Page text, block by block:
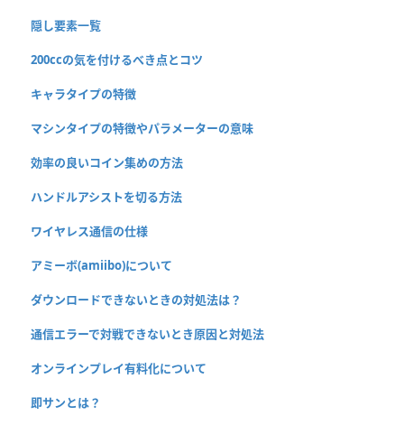
隠し要素一覧
200ccの気を付けるべき点とコツ
キャラタイプの特徴
マシンタイプの特徴やパラメーターの意味
効率の良いコイン集めの方法
ハンドルアシストを切る方法
ワイヤレス通信の仕様
アミーボ(amiibo)について
ダウンロードできないときの対処法は？
通信エラーで対戦できないとき原因と対処法
オンラインプレイ有料化について
即サンとは？